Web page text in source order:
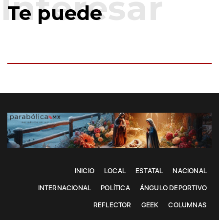
Te puede
INICIO LOCAL ESTATAL NACIONAL
INTERNACIONAL POLÍTICA ÁNGULO DEPORTIVO
REFLECTOR GEEK COLUMNAS